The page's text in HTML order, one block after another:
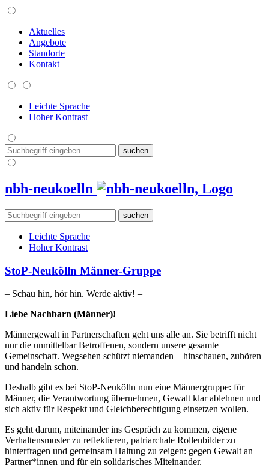
Aktuelles
Angebote
Standorte
Kontakt
Leichte Sprache
Hoher Kontrast
nbh-neukoelln
Leichte Sprache
Hoher Kontrast
StoP-Neukölln Männer-Gruppe
– Schau hin, hör hin. Werde aktiv! –
Liebe Nachbarn (Männer)!
Männergewalt in Partnerschaften geht uns alle an. Sie betrifft nicht
nur die unmittelbar Betroffenen, sondern unsere gesamte
Gemeinschaft. Wegsehen schützt niemanden – hinschauen, zuhören
und handeln schon.
Deshalb gibt es bei StoP-Neukölln nun eine Männergruppe: für
Männer, die Verantwortung übernehmen, Gewalt klar ablehnen und
sich aktiv für Respekt und Gleichberechtigung einsetzen wollen.
Es geht darum, miteinander ins Gespräch zu kommen, eigene
Verhaltensmuster zu reflektieren, patriarchale Rollenbilder zu
hinterfragen und gemeinsam Haltung zu zeigen: gegen Gewalt an
Partner*innen und für ein solidarisches Miteinander.